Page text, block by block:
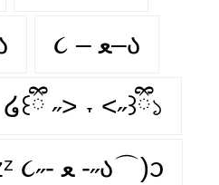
૮ – ﻌ–ა
໒꒰ྀི ˶> ˕ <˶꒱ྀི১
zᶻ ૮˶- ﻌ -˶ა⌒)ᦱ